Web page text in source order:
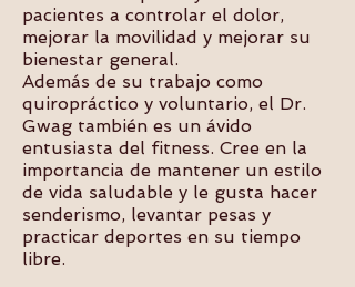
pacientes a controlar el dolor,
mejorar la movilidad y mejorar su
bienestar general.
Además de su trabajo como
quiropráctico y voluntario, el Dr.
Gwag también es un ávido
entusiasta del fitness. Cree en la
importancia de mantener un estilo
de vida saludable y le gusta hacer
senderismo, levantar pesas y
practicar deportes en su tiempo
libre.